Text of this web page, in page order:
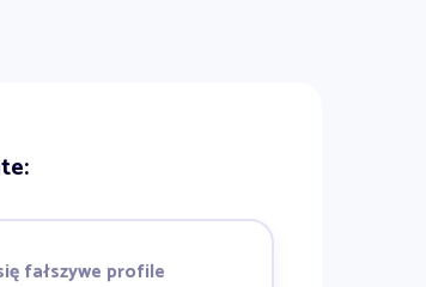
fałszywe profile